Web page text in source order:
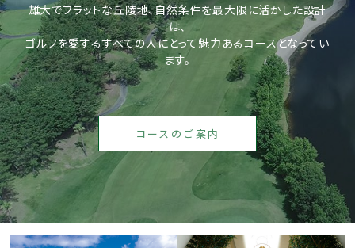
雄大でフラットな丘陵地、自然条件を最大限に活かした設計
は、
ゴルフを愛するすべての人にとって魅力あるコースとなってい
ます。
コースのご案内